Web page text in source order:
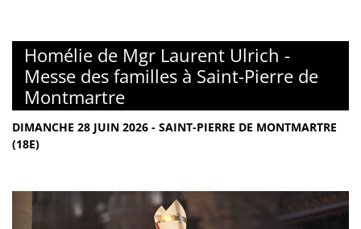
Homélie de Mgr Laurent Ulrich -
Messe des familles à Saint-Pierre de
Montmartre
DIMANCHE 28 JUIN 2026 - SAINT-PIERRE DE MONTMARTRE
(18E)